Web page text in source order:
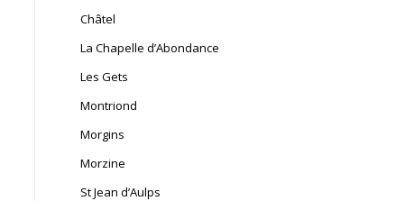
Châtel
La Chapelle d’Abondance
Les Gets
Montriond
Morgins
Morzine
St Jean d’Aulps